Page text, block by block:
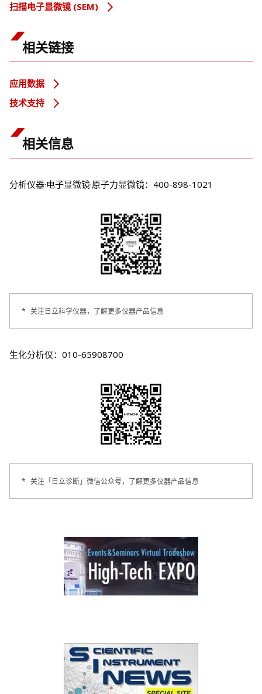
扫描电子显微镜 (SEM)
相关链接
应用数据
技术支持
相关信息
分析仪器·电子显微镜·原子力显微镜：400-898-1021
* 关注日立科学仪器，了解更多仪器产品信息
生化分析仪：010-65908700
* 关注「日立诊断」微信公众号，了解更多仪器产品信息